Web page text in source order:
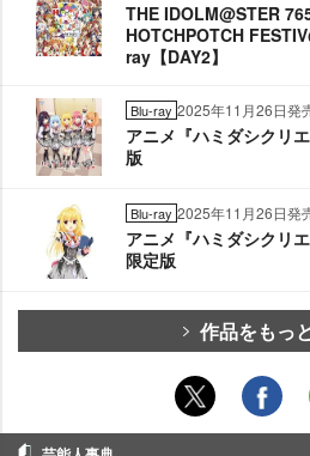
THE IDOLM@STER
HOTCHPOTCH
ray【DAY2】
Blu-ray 2025年11月26日発
アニメ『ハミダシクリ
版
Blu-ray 2025年11月26日発
アニメ『ハミダシクリ
限定版
作品をもっ